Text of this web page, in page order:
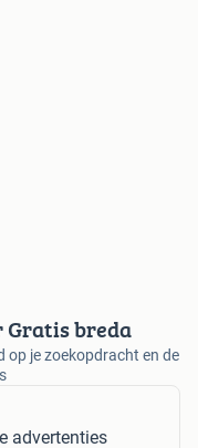
Gratis breda
op je zoekopdracht en de
advertenties